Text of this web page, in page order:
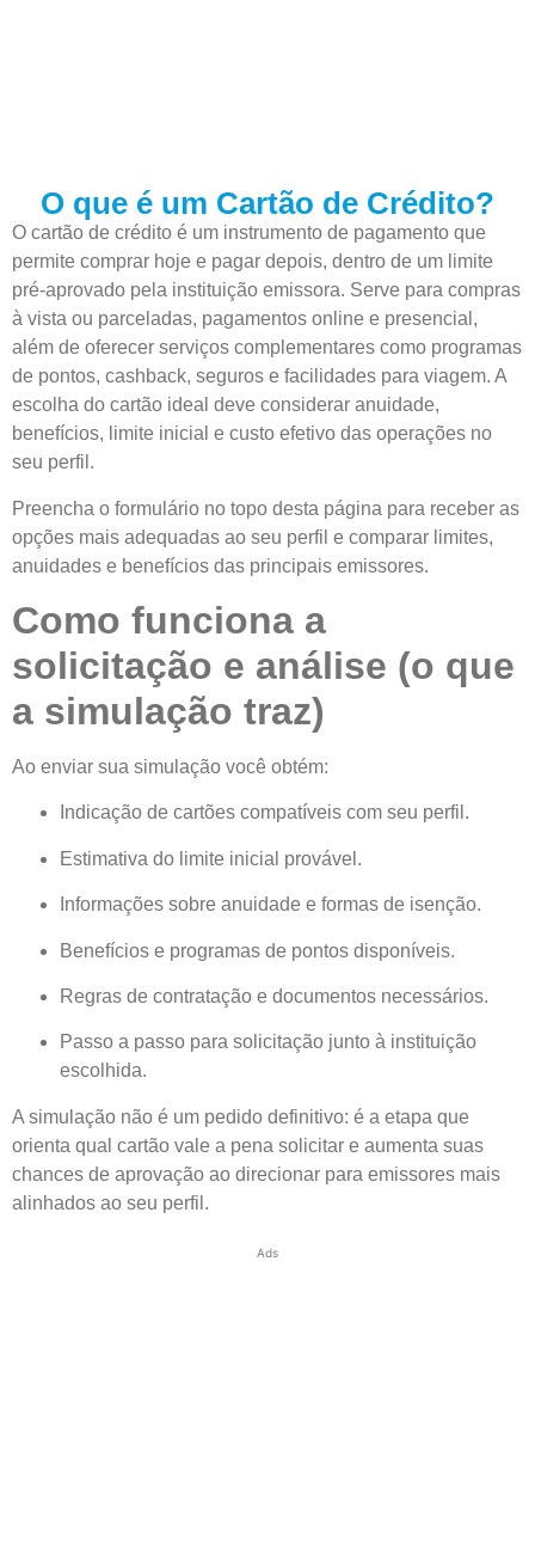
O que é um Cartão de Crédito?
O cartão de crédito é um instrumento de pagamento que
permite comprar hoje e pagar depois, dentro de um limite
pré-aprovado pela instituição emissora. Serve para compras
à vista ou parceladas, pagamentos online e presencial,
além de oferecer serviços complementares como programas
de pontos, cashback, seguros e facilidades para viagem. A
escolha do cartão ideal deve considerar anuidade,
benefícios, limite inicial e custo efetivo das operações no
seu perfil.
Preencha o formulário no topo desta página para receber as
opções mais adequadas ao seu perfil e comparar limites,
anuidades e benefícios das principais emissores.
Como funciona a
solicitação e análise (o que
a simulação traz)
Ao enviar sua simulação você obtém:
Indicação de cartões compatíveis com seu perfil.
Estimativa do limite inicial provável.
Informações sobre anuidade e formas de isenção.
Benefícios e programas de pontos disponíveis.
Regras de contratação e documentos necessários.
Passo a passo para solicitação junto à instituição
escolhida.
A simulação não é um pedido definitivo: é a etapa que
orienta qual cartão vale a pena solicitar e aumenta suas
chances de aprovação ao direcionar para emissores mais
alinhados ao seu perfil.
Ads